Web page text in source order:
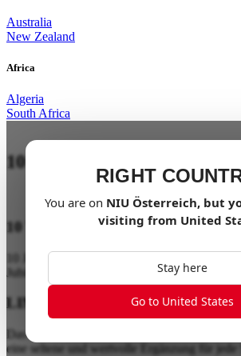
Australia
New Zealand
Africa
Algeria
South Africa
RIGHT
You are on NIU Österreich, but
visiting from United
Stay here
Go to United States
10 year anniversary edition
10 YEAR ANNIVERSARY
10 Jahre voller Abenteuer. Mach das Leben
Jubiläumsausgabe.
LIMITIERTE
Das ultimative Sammlerstück. Die KQi 300 X
eine seltene und wertvolle Ergänzung für jede